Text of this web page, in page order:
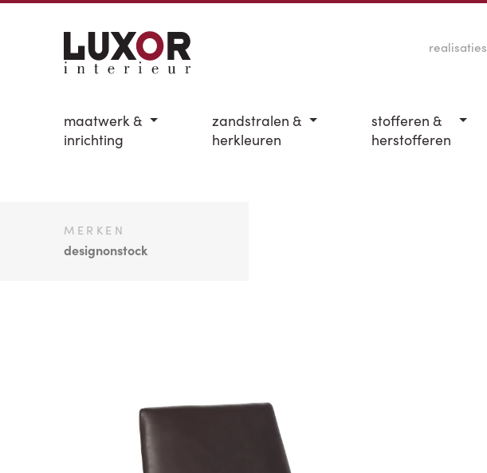
realisaties
maatwerk &
inrichting
zandstralen &
herkleuren
stofferen &
herstofferen
MERKEN
designonstock